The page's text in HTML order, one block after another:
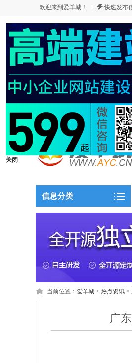
欢迎来到爱羊城！ 快速发布
信息分类
当前位置： 爱羊城 > 热点资讯 >
广
关闭